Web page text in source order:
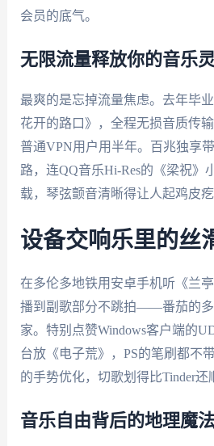
会员的底气。
无限流量释放你的音乐
最爽的是忘掉流量焦虑。去年毕
花开的路口》，全程无损音质传
普通VPN用户用半年。百兆独享
路，连QQ音乐Hi-Res的《梁祝》
载，琴弦颤音清晰得让人起鸡皮疙
设备交响乐里的丝
在多伦多地铁用安卓手机听《兰
播到副歌部分不跳拍——番茄的
家。特别点赞Windows客户端的
台放《电子荒》，PS的笔刷都不
的手势优化，切歌划得比Tinder还
音乐自由背后的地理魔